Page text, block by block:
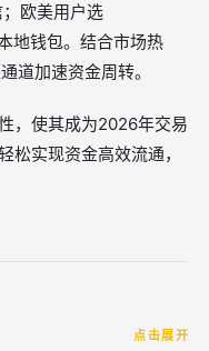
欧美用户选
地钱包。结合市场热
道加速资金周转。
，使其成为2026年交易
松实现资金高效流通，
点击展开